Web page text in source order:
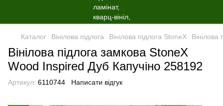
Каталог Вінілова пiдлога Вінілова пiдлога StoneX
Вінілова пiдлога замкова StoneX
Wood Inspired Дуб Капучіно 258192
Артикул: 6110744 Написати відгук